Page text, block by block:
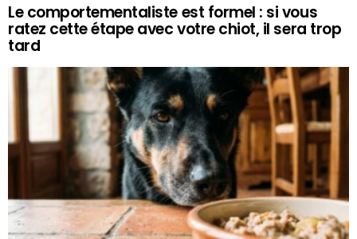
Le comportementaliste est formel : si vous
ratez cette étape avec votre chiot, il sera trop
tard